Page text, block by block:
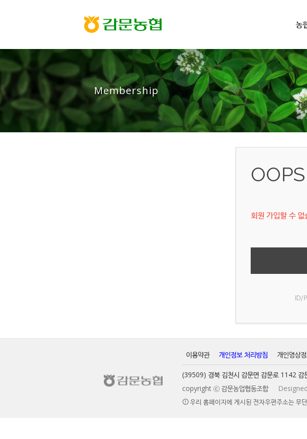
농
Membership
회원 가입할 수 없
ID/
이용약관 개인정보 처리방침 개인영상
(39509) 경북 김천시 감문면 감문로 1142 감
copyright ⓒ 감문농업협동조합
우리 홈페이지에 게시된 전자우편주소는 무